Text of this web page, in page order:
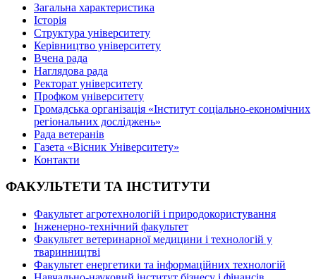
Загальна характеристика
Історія
Структура університету
Керівництво університету
Вчена рада
Наглядова рада
Ректорат університету
Профком університету
Громадська організація «Інститут соціально-економічних
регіональних досліджень»
Рада ветеранів
Газета «Вісник Університету»
Контакти
ФАКУЛЬТЕТИ ТА ІНСТИТУТИ
Факультет агротехнологій і природокористування
Інженерно-технічний факультет
Факультет ветеринарної медицини і технологій у
тваринництві
Факультет енергетики та інформаційних технологій